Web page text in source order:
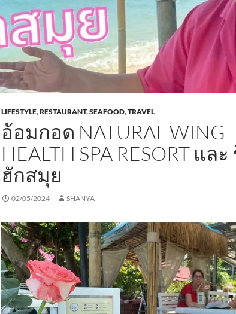
LIFESTYLE,RESTAURANT,SEAFOOD,TRAVEL
อ้อมกอด NATURAL WING
HEALTH SPA RESORT แล
ฮักสมุย
02/05/2024 SHANYA